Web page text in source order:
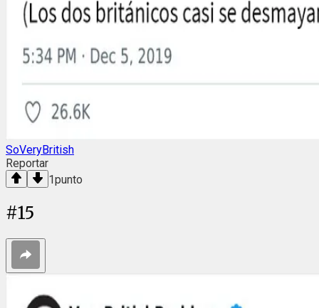
SoVeryBritish
Reportar
1punto
#15